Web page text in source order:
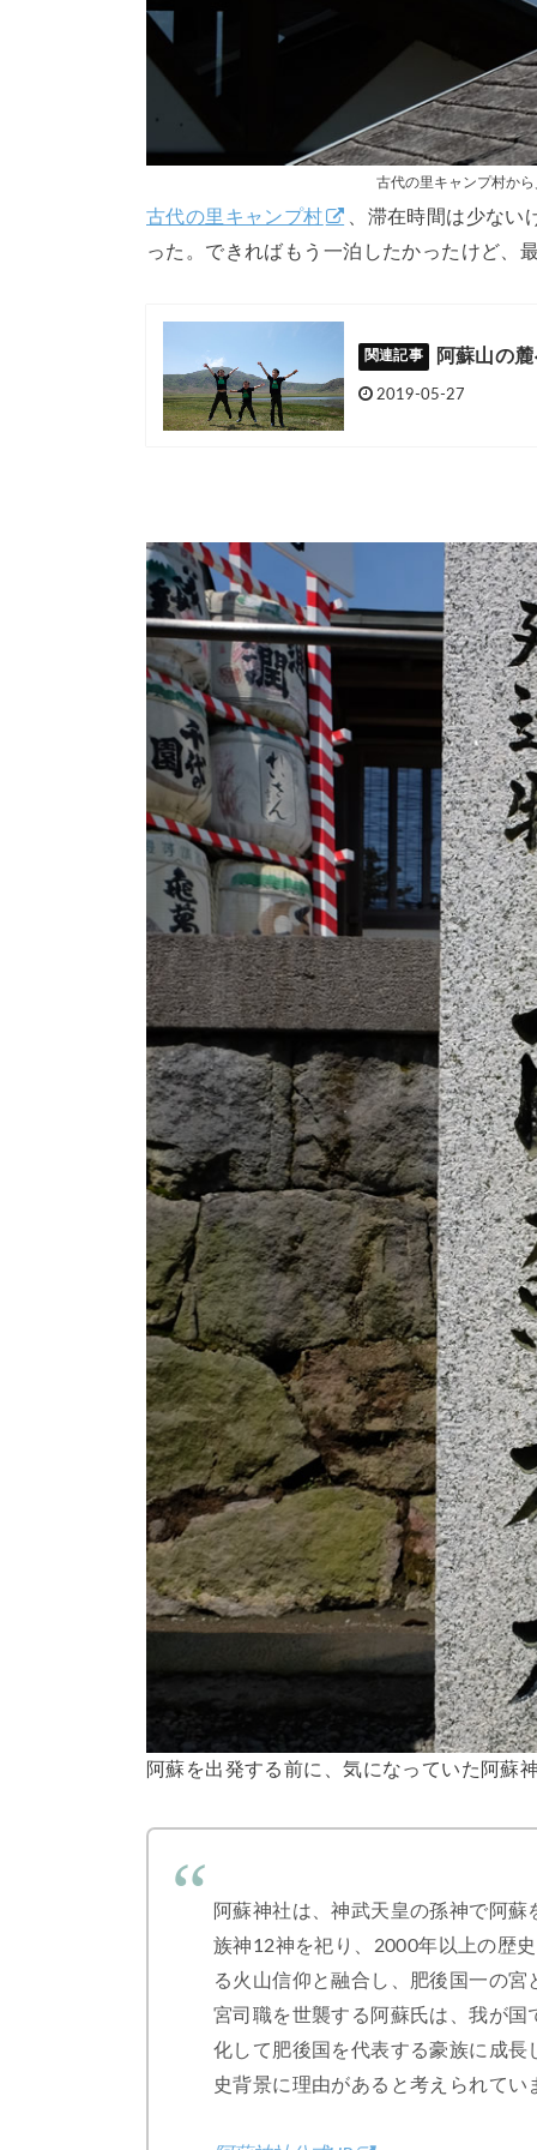
古代の里キャンプ村か
古代の里キャンプ村
、滞在時間は少な
った。できればもう一泊したかったけど、
阿蘇山の
2019-05-27
阿蘇を出発する前に、気になっていた阿蘇
阿蘇神社は、神武天皇の孫神で阿
族神12神を祀り、2000年以上の歴
る火山信仰と融合し、肥後国一の
宮司職を世襲する阿蘇氏は、我が
化して肥後国を代表する豪族に成
史背景に理由があると考えられてい